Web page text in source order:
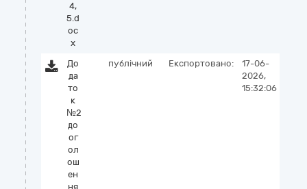
4,
5.d
oc
x
До
да
то
к
№2
до
ог
ол
ош
ен
ня
публічний Експортовано:
17-06-
2026,
15:32:06